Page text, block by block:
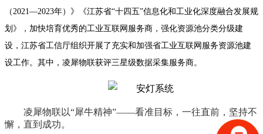
（2021—2023年）》《江苏省“十四五”信息化和工业化深度融合发展规
划》，加快培育优秀的工业互联网服务商，强化资源池分类分级建
设，江苏省工信厅组织开展了充实和加强省工业互联网服务资源池建
设工作。其中，凌犀物联获评三星级数据采集服务商。
凌犀物联以“犀牛精神”——看准目标，一往直前，坚持不
懈，直到成功。